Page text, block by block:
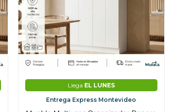
Llega EL LUNES
Entrega Express Montevideo